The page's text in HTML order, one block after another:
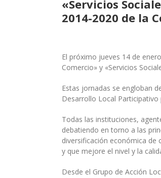
«Servicios
2014-2020 de la
El próximo jueves 14 de
Comercio» y «Servicios
Estas jornadas se engloban
Desarrollo Local Participativo
Todas las instituciones,
debatiendo en torno a las
diversificación económica de
y que mejore el nivel y la
Desde el Grupo de Acción